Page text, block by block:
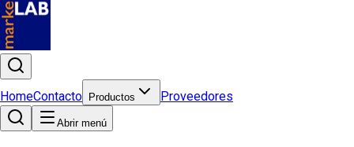
HomeContacto Productos Proveedores
Abrir menú